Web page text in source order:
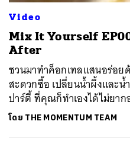
Video
Mix It Yourself
After
ชวนมาทำค็อกเทลแสนอร่อย
สะดวกซื้อ เปลี่ยนน้ำผึ้งและน้
ปาร์ตี้ ที่คุณก็ทำเองได้ไม่ยา
โดย THE MOMENTUM TEAM